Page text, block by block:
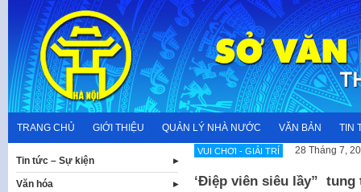
content
TRANG CHỦ GIỚI THIỆU QUẢN LÝ NHÀ NƯỚC VĂN BẢN TIN
VUI CHƠI - GIẢI TRÍ 28 Tháng 7,
‘Điệp viên siêu lầy”
Tin tức – Sự kiện
Văn hóa